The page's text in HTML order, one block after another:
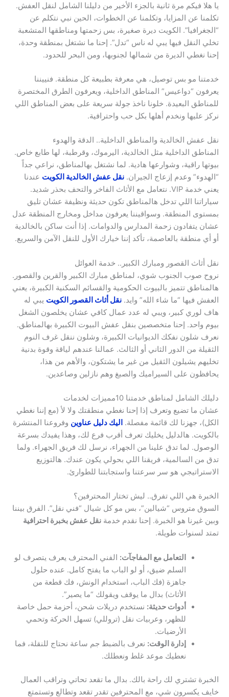
يا هلا فيكم مرة ثانية بالجزء الأخير من دليلنا الشامل لنقل العفش.
تكلمنا عن المزايا، وتكلمنا عن الخطوات، الحين نبي نتكلم عن
“الجغرافيا”. الكويت ديرة صغيرة، بس زحمتها ومناطقها المتشعبة
تخلي النقل فيها يبي له ناس “تدل”. إحنا ما نشتغل بمنطقة وحدة،
إحنا نغطي الديرة من شمالها لجنوبها، ومن البحر للحدود.
خدمتنا مو بس توصيل، هي معرفة بطبيعة كل منطقة. فنييننا
يعرفون “دواعيس” المناطق الداخلية، ويعرفون الطرق المختصرة
للمناطق البعيدة. خلونا ناخذ جولة سريعة على بعض المناطق اللي
نركز عليها ونخدم أهلها بكل حب واحترافية.
نقل عفش الخالدية والمناطق الداخلية.. الدقة والهدوء
المناطق الداخلية مثل الخالدية، اليرموك، وقرطبة، لها طابع خاص.
بيوتها راقية، وشوارعها هادية. لما نشتغل بهالمناطق، نراعي جداً
“الهدوء” وعدم إزعاج الجيران. نقل عفش الخالدية الكويت عندنا
يعني خدمة VIP. نتعامل مع الأثاث الفاخر والتحف بحذر شديد.
سياراتنا اللي تدخل هالمناطق تكون حديثة ونظيفة عشان تليق
بمستوى المنطقة. وسواقيننا يعرفون مداخل ومخارج المنطقة عدل
عشان يتفادون زحمة المدارس والدوامات. إذا أنت ساكن بالخالدية
أو أي منطقة بالعاصمة، تأكد إننا خيارك الأول للنقل الآمن والسريع.
نقل أثاث القصور ومبارك الكبير.. خدمة العوائل
نروح صوب الجنوب شوي، لمناطق مبارك الكبير والقرين والقصور.
هالمناطق تتميز بالبيوت الحكومية والقسائم السكنية الكبيرة، يعني
العفش فيها “ما شاء الله” وايد. نقل أثاث القصور الكويت يبي له
هاف لوري كبير، ويبي له عدد عمال كافي عشان يخلصون الشغل
بيوم واحد. إحنا متخصصين بنقل عفش البيوت الكبيرة بهالمناطق.
نعرف شلون نفكك الديوانيات الكبيرة، وشلون ننقل غرف النوم
الثقيلة من الدور الثاني أو الثالث. عمالنا عندهم لياقة وقوة بدنية
تخليهم يشيلون الثقيل من غير ما يشتكون، والأهم من هذا،
يحافظون على السيراميك والصبغ وهم نازلين وصاعدين.
دليلك الشامل لمناطق خدمتنا 10مميزات لخدمات
عشان ما تضيع وتعرف إذا إحنا نغطي منطقتك ولا لأ (مع إننا نغطي
الكل)، جهزنا لك قائمة مفصلة. اليك دليل عناوين وفروعنا المنتشرة
بالكويت. هالدليل يخليك تعرف أقرب فرع لك، وهذا يفيدك بسرعة
الوصول. لما تدق علينا من الجهراء، نرسل لك فريق الجهراء. ولما
تدق من السالمية، فريقنا اللي بحولي يكون عندك. هالتوزيع
الاستراتيجي هو سر سرعتنا واستجابتنا للطوارئ.
الخبرة هي اللي تفرق.. ليش تختار المحترفين؟
السوق متروس “شيالين”، بس مو كل شيال “فني نقل”. الفرق بيننا
وبين غيرنا هو الخبرة. إحنا نقدم خدمة نقل عفش بخبرة احترافية
تمتد لسنوات طويلة.
التعامل مع المفاجآت: الفني المحترف يعرف يتصرف لو
السلم ضيق، أو لو الباب ما يفتح كامل. عنده حلول
جاهزة (فك الباب، استخدام الونش، فك قطعة من
الأثاث) بدال ما يوقف ويقولك “ما يصير”.
أدوات حديثة: نستخدم دريلات شحن، أحزمة حمل خاصة
للظهر، وعربيات نقل (تروللي) تسهل الحركة وتحمي
الأرضيات.
إدارة الوقت: نعرف بالضبط جم ساعة نحتاج للنقلة، فما
نعطيك موعد غلط ونعطلك.
الخبرة تشتري لك راحة بالك. بدال ما تقعد تحاتي وتراقب العمال
خايف يكسرون شي، مع المحترفين تقدر تقعد وتطالع وتستمتع